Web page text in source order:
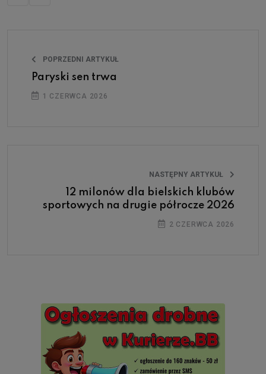
POPRZEDNI ARTYKUŁ
Paryski sen trwa
1 CZERWCA 2026
NASTĘPNY ARTYKUŁ
12 milonów dla bielskich klubów
sportowych na drugie półrocze 2026
2 CZERWCA 2026